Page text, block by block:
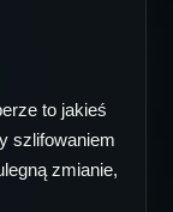
to jakieś
szlifowaniem
zmianie,